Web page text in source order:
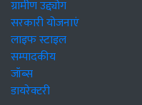
ग्रामीण उद्द्योग
सरकारी योजनाएं
लाइफ स्टाइल
सम्पादकीय
जॉब्स
डायरेक्टरी